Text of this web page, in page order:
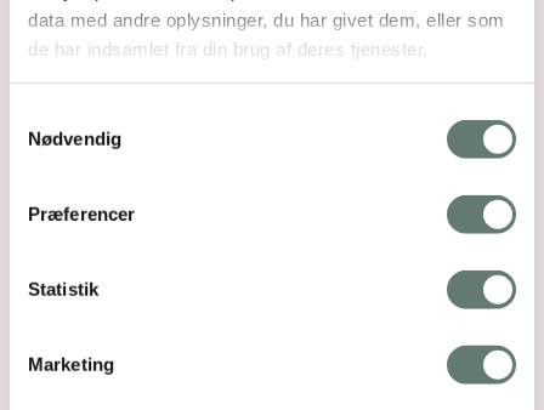
data med andre oplysninger, du har givet dem, eller som
de har indsamlet fra din brug af deres tjenester.
Nødvendig
Præferencer
Statistik
Marketing